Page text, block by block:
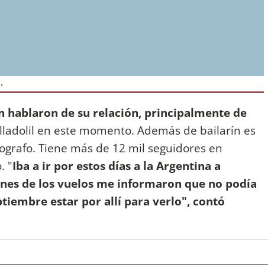
hablaron de su relación, principalmente de
en este momento. Además de bailarín es
Tiene más de 12 mil seguidores en
"Iba a ir por estos días a la Argentina a
de los vuelos me informaron que no podía
estar por allí para verlo", contó